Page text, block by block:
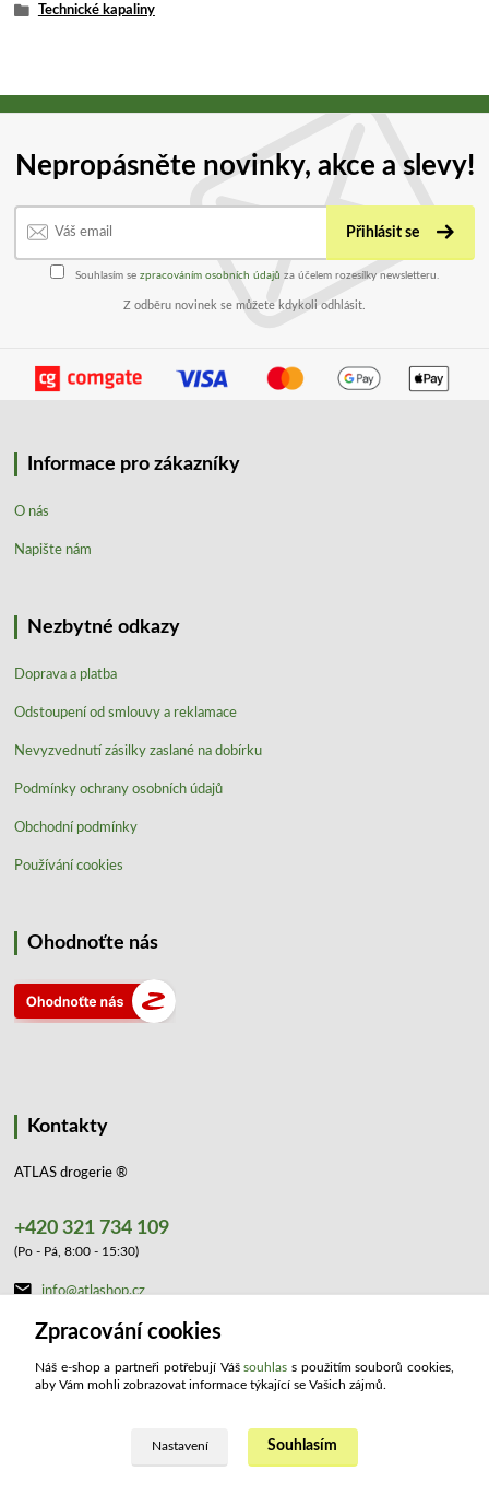
Technické kapaliny
Nepropásněte novinky, akce a slevy!
Přihlásit se
Souhlasím se zpracováním osobních údajů za účelem rozesílky newsletteru.
Z odběru novinek se můžete kdykoli odhlásit.
Informace pro zákazníky
O nás
Napište nám
Nezbytné odkazy
Doprava a platba
Odstoupení od smlouvy a reklamace
Nevyzvednutí zásilky zaslané na dobírku
Podmínky ochrany osobních údajů
Obchodní podmínky
Používání cookies
Ohodnoťte nás
Kontakty
ATLAS drogerie ®
+420 321 734 109
(Po - Pá, 8:00 - 15:30)
info@atlashop.cz
Upravit sběr cookies.
Zpracování cookies
Náš e-shop a partneři potřebují Vášsouhlas s použitím souborů cookies,
aby Vám mohli zobrazovat informace týkající se Vašich zájmů.
Nastavení Souhlasím